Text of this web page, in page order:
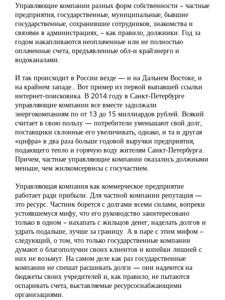
Управляющие компании разных форм собственности – частные
предприятия, государственные, муниципальные, бывшие
государственные, сохранившие сотрудников, знакомства и
связями в администрациях, – как правило, должники. Год за
годом накапливаются неоплаченные или не полностью
оплаченные счета, предъявленные обл-и крайэнерго и
водоканалами.
И так происходит в России везде — и на Дальнем Востоке, и
на крайнем западе.. Вот пример из первой выпавшей ссылки
интернет-поисковика. В 2014 году в Санкт-Петербурге
управляющие компании все вместе задолжали
энергокомпаниям по от 13 до 15 миллиардов рублей. Всякий
считает в свою пользу — потребители уменьшают свой долг,
поставщики склонные его увеличивать, однако, и та и другая
«цифра» в два раза больше годовой выручки предприятия,
подающего тепло и горячую воду жителям Санкт-Петербурга.
Причем, частные управляющие компании оказались должными
меньше, чем жилкомсервисы с госучастием.
Управляющая компания как коммерческое предприятие
работает ради прибыли. Для частной компании репутация —
это ресурс. Частник борется с долгами всеми силами, вопреки
устоявшемуся мифу, что его руководство заинтересовано
только в одном – нахапать с жильцов денег, наделать долгов и
удрать подальше, лучше за границу. А в паре с этим мифом –
следующий, о том, что только государственные компании
думают о благополучии своих клиентов и копейки лишней с
них не возьмут. На самом деле как раз государственные
компании не спешат расшивать долги — они надеются на
бюджеты своих учредителей и, как правило, не пытаются
оспаривать счета, выставляемые ресурсоснабжающими
организациями.